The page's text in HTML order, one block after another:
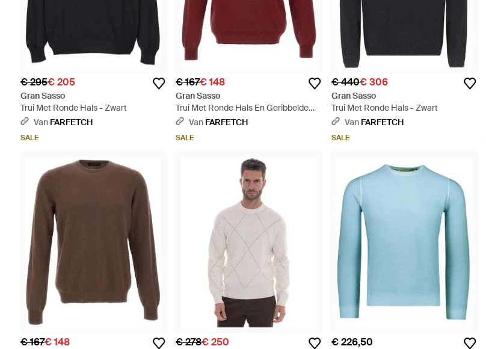
€ 295€ 205
Gran Sasso
Trui Met Ronde Hals - Zwart
Van FARFETCH
SALE
€ 167€ 148
Gran Sasso
Trui Met Ronde Hals En Geribbelde
Afwerking - Rood
Van FARFETCH
SALE
€ 440€ 306
Gran Sasso
Trui Met Ronde Hals - Zwart
Van FARFETCH
SALE
€ 167€ 148 € 278€ 250 € 226,50